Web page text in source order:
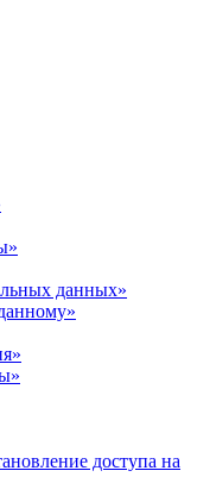
данных»
доступа на